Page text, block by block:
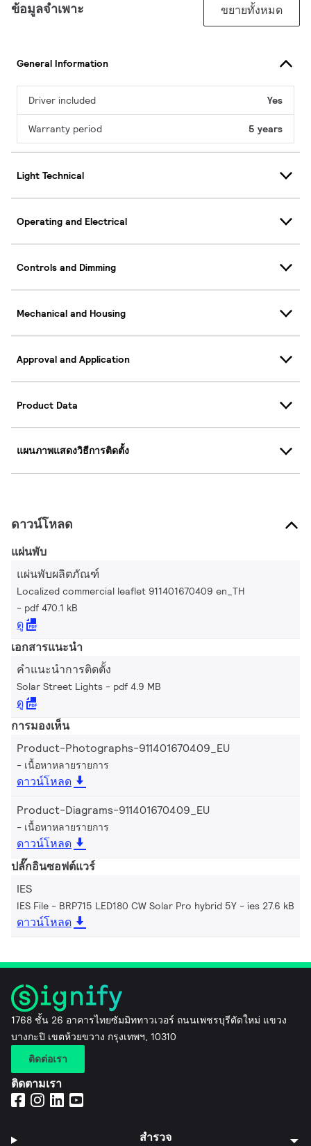
ข้อมูลจำเพาะ ขยายทั้งหมด
General Information
Driver included Yes
Warranty period 5 years
Light Technical
Operating and Electrical
Controls and Dimming
Mechanical and Housing
Approval and Application
Product Data
แผนภาพแสดงวิธีการติดตั้ง
ดาวน์โหลด
แผ่นพับ
แผ่นพับผลิตภัณฑ์
Localized commercial leaflet 911401670409 en_TH
pdf 470.1 kB
ดู
เอกสารแนะนำ
คำแนะนำการติดตั้ง
Solar Street Lights pdf 4.9 MB
ดู
การมองเห็น
Product-Photographs-911401670409_EU
เนื้อหาหลายรายการ
ดาวน์โหลด
Product-Diagrams-911401670409_EU
เนื้อหาหลายรายการ
ดาวน์โหลด
ปลั๊กอินซอฟต์แวร์
IES
IES File - BRP715 LED180 CW Solar Pro hybrid 5Y ies 27.6 kB
ดาวน์โหลด
1768 ชั้น 26 อาคารไทยซัมมิททาวเวอร์ ถนนเพชรบุรีตัดใหม่ แขวง
บางกะปิ เขตห้วยขวาง กรุงเทพฯ, 10310
ติดต่อเรา
ติดตามเรา
สำรวจ